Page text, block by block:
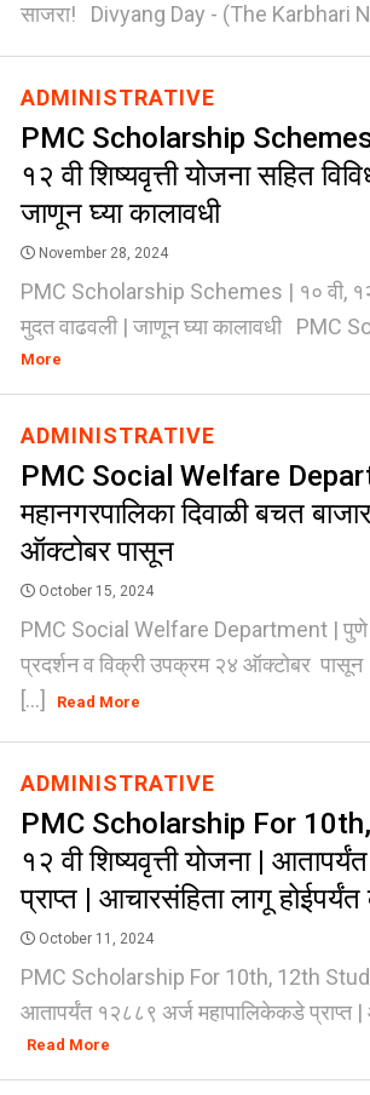
साजरा! Divyang Day - (The Karbhari
ADMINISTRATIVE
PMC Scholarship
१२ वी शिष्यवृत्ती योजना सहित
जाणून घ्या कालावधी
November 28, 2024
PMC Scholarship Schemes | १० वी, १२
मुदत वाढवली | जाणून घ्या कालावधी PMC
More
ADMINISTRATIVE
PMC Social Welfare
महानगरपालिका दिवाळी बचत
ऑक्टोबर पासून
October 15, 2024
PMC Social Welfare Department | पुणे
प्रदर्शन व विक्री उपक्रम २४ ऑक्टोबर
[...]
Read More
ADMINISTRATIVE
PMC Scholarship For
१२ वी शिष्यवृत्ती योजना |
प्राप्त | आचारसंहिता लागू
October 11, 2024
PMC Scholarship For 10th, 12th
आतापर्यंत १२८८९ अर्ज महापालिकेकडे प्राप्त
Read More